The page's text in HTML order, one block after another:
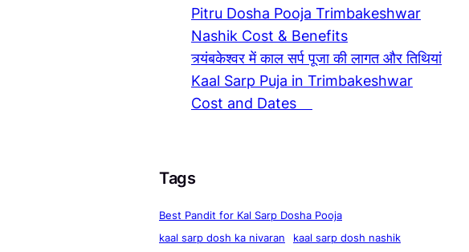
Pitru Dosha Pooja Trimbakeshwar
Nashik Cost & Benefits
त्र्यंबकेश्वर में काल सर्प पूजा की लागत और तिथियां
Kaal Sarp Puja in Trimbakeshwar
Cost and Dates
Tags
Best Pandit for Kal Sarp Dosha Pooja
kaal sarp dosh ka nivaran
kaal sarp dosh nashik